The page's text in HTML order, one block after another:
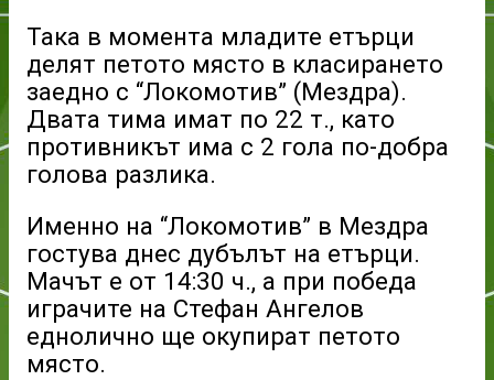
Така в момента младите етърци
делят петото място в класирането
заедно с “Локомотив” (Мездра).
Двата тима имат по 22 т., като
противникът има с 2 гола по-добра
голова разлика.
Именно на “Локомотив” в Мездра
гостува днес дубълът на етърци.
Мачът е от 14:30 ч., а при победа
играчите на Стефан Ангелов
еднолично ще окупират петото
място.